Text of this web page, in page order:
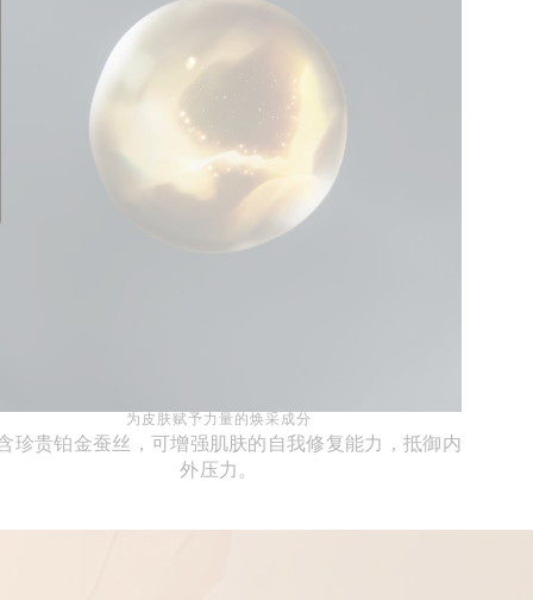
为皮肤赋予力量的焕采成分
珍贵铂金蚕丝，可增强肌肤的自我修复能力，抵御内
外压力。